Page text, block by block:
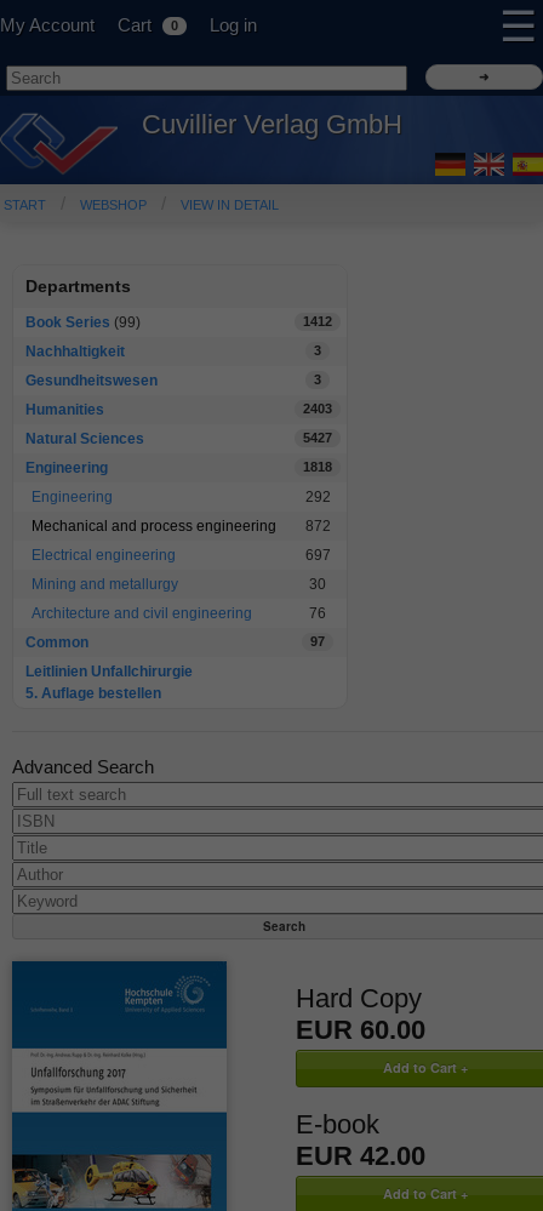
My Account Cart 0 Log in ☰
Cuvillier Verlag GmbH
START WEBSHOP VIEW IN DETAIL
Departments
Book Series (99) 1412
Nachhaltigkeit 3
Gesundheitswesen 3
Humanities 2403
Natural Sciences 5427
Engineering 1818
Engineering
292
Mechanical and process engineering
872
Electrical engineering
697
Mining and metallurgy
30
Architecture and civil engineering
76
Common
97
Leitlinien Unfallchirurgie
5. Auflage bestellen
Advanced Search
Hard Copy
EUR 60.00
E-book
EUR 42.00